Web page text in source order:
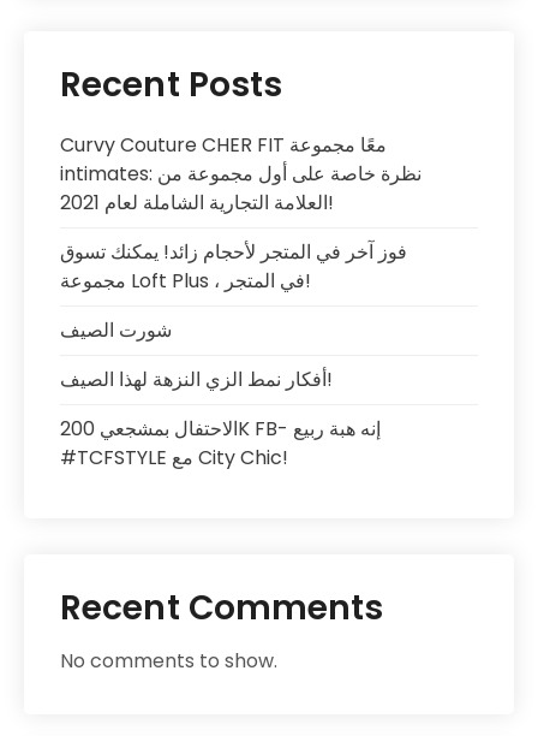
Recent Posts
Curvy Couture CHER FIT معًا مجموعة
intimates: نظرة خاصة على أول مجموعة من
العلامة التجارية الشاملة لعام 2021!
فوز آخر في المتجر لأحجام زائد! يمكنك تسوق
مجموعة Loft Plus ، في المتجر!
شورت الصيف
أفكار نمط الزي النزهة لهذا الصيف!
الاحتفال بمشجعي 200K FB- إنه هبة ربيع
#TCFSTYLE مع City Chic!
Recent Comments
No comments to show.